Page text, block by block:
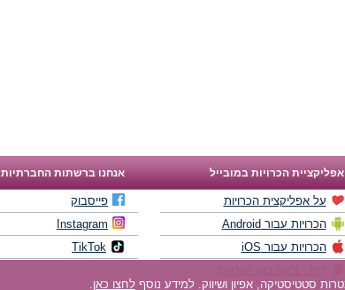
אפליקציית הכרויות במובייל אנחנו ברשתות החברתיות
על אפליקצית הכרויות
הכרויות עבור Android
הכרויות עבור iOS
פייסבוק
Instagram
TikTok
לחצו כאן.